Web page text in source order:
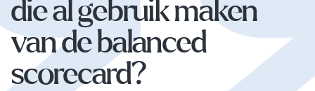
die al gebruik maken
van de balanced
scorecard?